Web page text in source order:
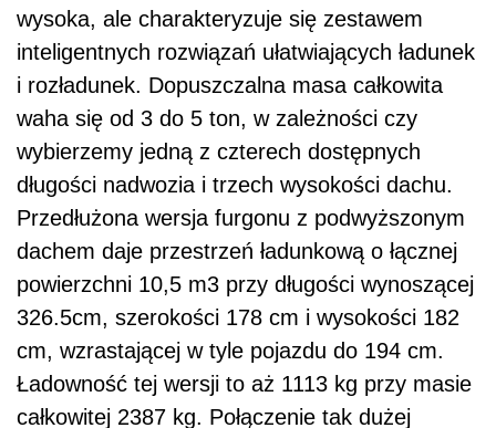
wysoka, ale charakteryzuje się zestawem
inteligentnych rozwiązań ułatwiających ładunek
i rozładunek. Dopuszczalna masa całkowita
waha się od 3 do 5 ton, w zależności czy
wybierzemy jedną z czterech dostępnych
długości nadwozia i trzech wysokości dachu.
Przedłużona wersja furgonu z podwyższonym
dachem daje przestrzeń ładunkową o łącznej
powierzchni 10,5 m3 przy długości wynoszącej
326.5cm, szerokości 178 cm i wysokości 182
cm, wzrastającej w tyle pojazdu do 194 cm.
Ładowność tej wersji to aż 1113 kg przy masie
całkowitej 2387 kg. Połączenie tak dużej